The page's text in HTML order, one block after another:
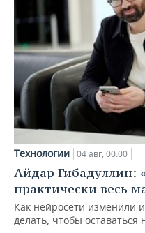
Технологии 04 авг, 00:00
Айдар Гибадуллин:
практически весь
Как нейросети изменили
делать, чтобы оставаться